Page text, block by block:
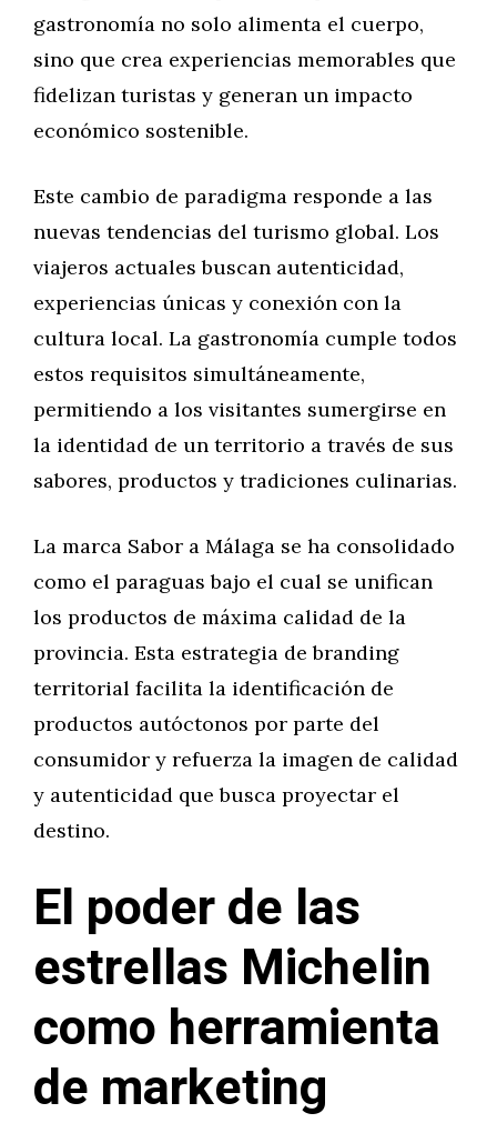
gastronomía no solo alimenta el cuerpo,
sino que crea experiencias memorables que
fidelizan turistas y generan un impacto
económico sostenible.
Este cambio de paradigma responde a las
nuevas tendencias del turismo global. Los
viajeros actuales buscan autenticidad,
experiencias únicas y conexión con la
cultura local. La gastronomía cumple todos
estos requisitos simultáneamente,
permitiendo a los visitantes sumergirse en
la identidad de un territorio a través de sus
sabores, productos y tradiciones culinarias.
La marca Sabor a Málaga se ha consolidado
como el paraguas bajo el cual se unifican
los productos de máxima calidad de la
provincia. Esta estrategia de branding
territorial facilita la identificación de
productos autóctonos por parte del
consumidor y refuerza la imagen de calidad
y autenticidad que busca proyectar el
destino.
El poder de las
estrellas Michelin
como herramienta
de marketing